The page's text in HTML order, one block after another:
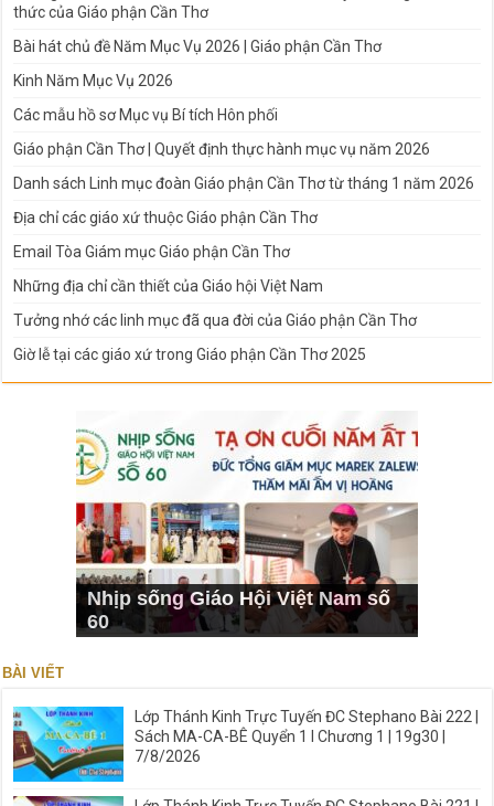
thức của Giáo phận Cần Thơ
Bài hát chủ đề Năm Mục Vụ 2026 | Giáo phận Cần Thơ
Kinh Năm Mục Vụ 2026
Các mẫu hồ sơ Mục vụ Bí tích Hôn phối
Giáo phận Cần Thơ | Quyết định thực hành mục vụ năm 2026
Danh sách Linh mục đoàn Giáo phận Cần Thơ từ tháng 1 năm 2026
Địa chỉ các giáo xứ thuộc Giáo phận Cần Thơ
Email Tòa Giám mục Giáo phận Cần Thơ
Những địa chỉ cần thiết của Giáo hội Việt Nam
Tưởng nhớ các linh mục đã qua đời của Giáo phận Cần Thơ
Giờ lễ tại các giáo xứ trong Giáo phận Cần Thơ 2025
Nhịp sống Giáo Hội Việt Nam số
60
BÀI VIẾT
Lớp Thánh Kinh Trực Tuyến ĐC Stephano Bài 222 |
Sách MA-CA-BÊ Quyển 1 I Chương 1 | 19g30 |
7/8/2026